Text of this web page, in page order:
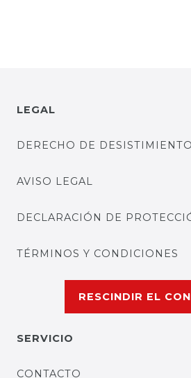
LEGAL
DERECHO DE DESISTIMIENTO
AVISO LEGAL
DECLARACIÓN DE
TÉRMINOS Y CONDICIONES
RESCINDIR EL
SERVICIO
CONTACTO